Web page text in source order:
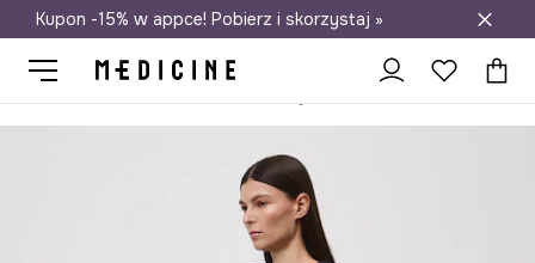
Darmowa dostawa do salonów
Kupon -15% w appce! Pobierz i skorzystaj »